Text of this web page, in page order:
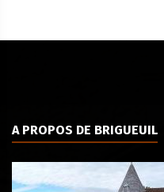
A PROPOS DE BRIGUEUIL